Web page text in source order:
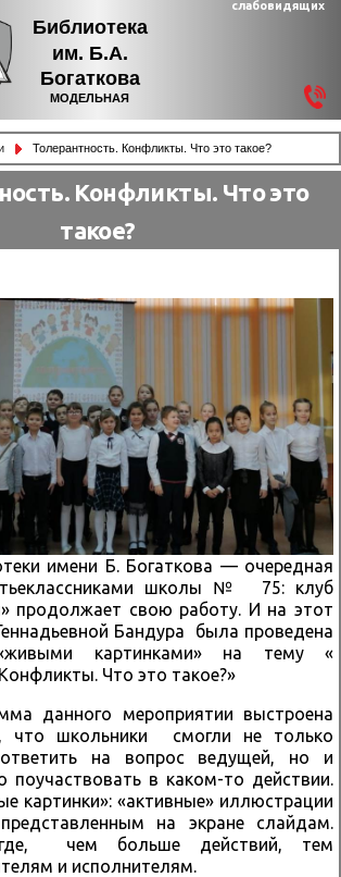
Библиотека
им. Б.А.
Богаткова
МОДЕЛЬНАЯ
слабовидящих
Толерантность. Конфликты. Что это такое?
Конфликты. Что это
такое?
имени Б. Богаткова — очередная
школы № 75: клуб
продолжает свою работу. И на этот
Бандура была проведена
картинками» на тему «
Что это такое?»
данного мероприятии выстроена
что школьники смогли не только
ответить на вопрос ведущей, но и
поучаствовать в каком-то действии.
картинки»: «активные» иллюстрации
на экране слайдам.
где, чем больше действий, тем
и исполнителям.